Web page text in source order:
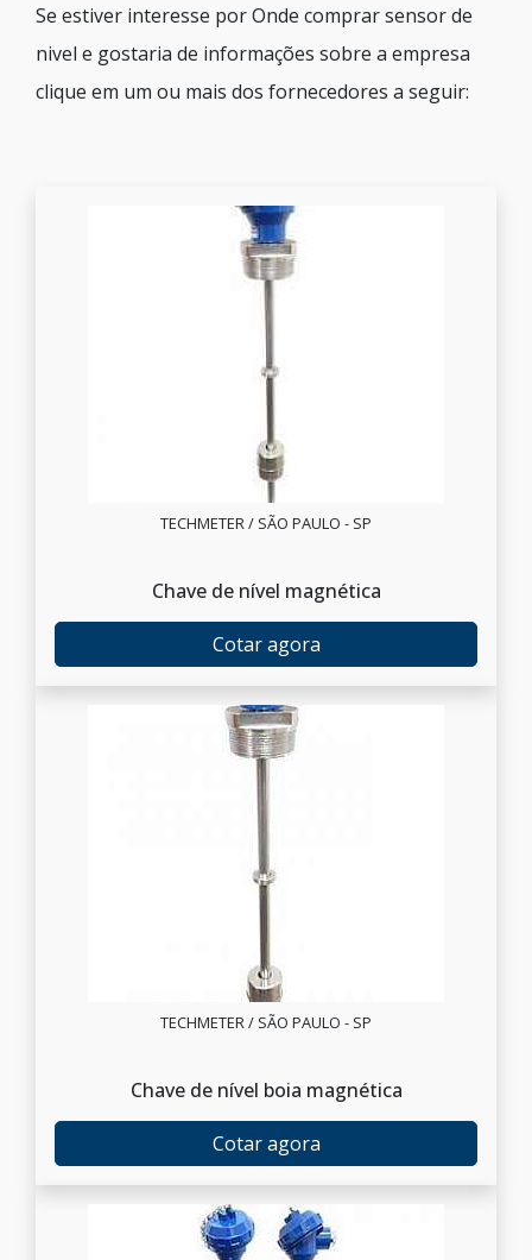
Se estiver interesse por Onde comprar sensor de
nivel e gostaria de informações sobre a empresa
clique em um ou mais dos fornecedores a seguir:
TECHMETER / SÃO PAULO - SP
Chave de nível magnética
Cotar agora
TECHMETER / SÃO PAULO - SP
Chave de nível boia magnética
Cotar agora